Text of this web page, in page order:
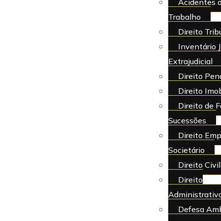
Acidentes
Trabalho
Direito
Inventário
Extrajudicial
Direito
Direito
Direito de
Sucessões
Direito
Societário
Direito Civil
Direito
Defesa